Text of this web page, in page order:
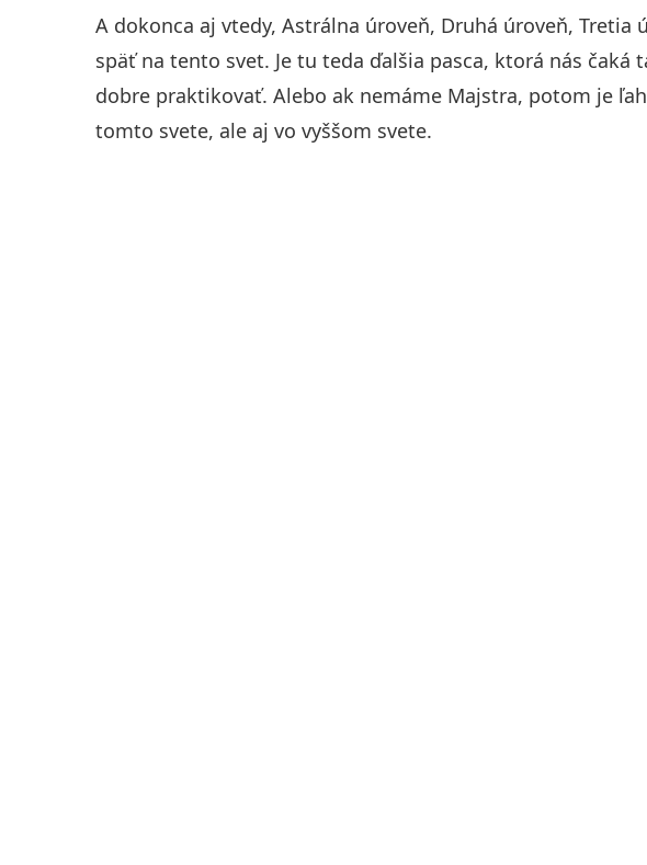
A dokonca aj vtedy, Astrálna úroveň, Druhá úroveň, Tretia
späť na tento svet. Je tu teda ďalšia pasca, ktorá nás čaká
dobre praktikovať. Alebo ak nemáme Majstra, potom je
tomto svete, ale aj vo vyššom svete.